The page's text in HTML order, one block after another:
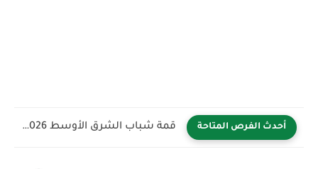
أحدث الفرص المتاحة قمة شباب الشرق الأوسط YBB 2026 في المملكة العربية السعودية...